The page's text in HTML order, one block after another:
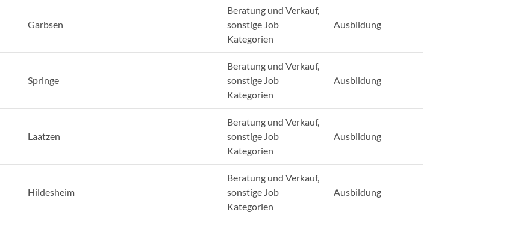
Garbsen
Beratung und Verkauf,
sonstige Job
Kategorien
Ausbildung
Springe
Beratung und Verkauf,
sonstige Job
Kategorien
Ausbildung
Laatzen
Beratung und Verkauf,
sonstige Job
Kategorien
Ausbildung
Hildesheim
Beratung und Verkauf,
sonstige Job
Kategorien
Ausbildung